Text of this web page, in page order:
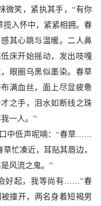
微笑，紧执其手，“有你
入怀中，紧紧相拥。春
其心跳与温暖。二人鼻
床开始摇动，发出吱嘎
眼圈乌黑似墨染。春草
满血丝，面上尽显疲惫
之手，泪水如断线之珠
一人。”
中低声呢喃：“春草……
忙凑近，耳贴其唇边，
风流之鬼。”
好起，我等尚有……”春
撞开，两名身着短褐男